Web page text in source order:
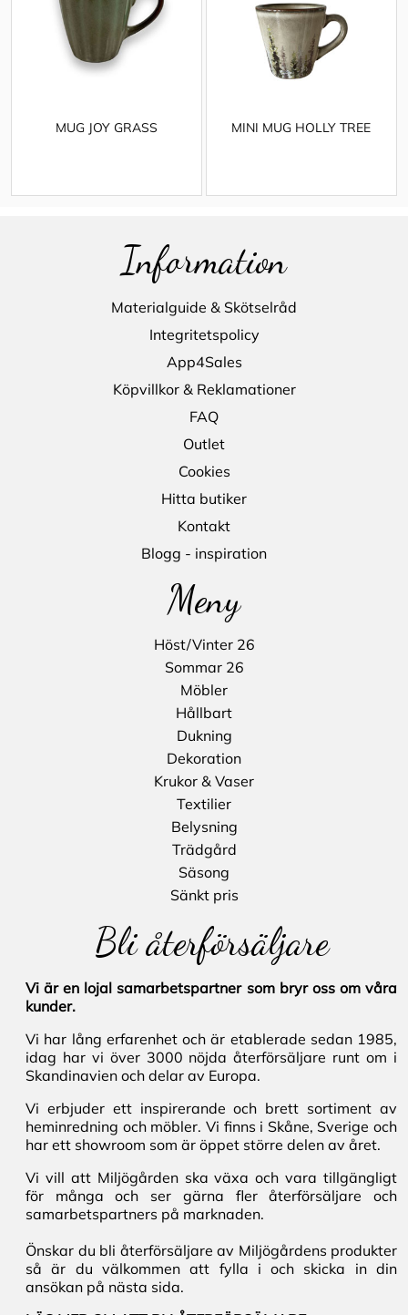
MUG JOY GRASS MINI MUG HOLLY TREE
Information
Materialguide & Skötselråd
Integritetspolicy
App4Sales
Köpvillkor & Reklamationer
FAQ
Outlet
Cookies
Hitta butiker
Kontakt
Blogg - inspiration
Meny
Höst/Vinter 26
Sommar 26
Möbler
Hållbart
Dukning
Dekoration
Krukor & Vaser
Textilier
Belysning
Trädgård
Säsong
Sänkt pris
Bli återförsäljare
Vi är en lojal samarbetspartner som bryr oss om våra
kunder.
Vi har lång erfarenhet och är etablerade sedan 1985,
idag har vi över 3000 nöjda återförsäljare runt om i
Skandinavien och delar av Europa.
Vi erbjuder ett inspirerande och brett sortiment av
heminredning och möbler. Vi finns i Skåne, Sverige och
har ett showroom som är öppet större delen av året.
Vi vill att Miljögården ska växa och vara tillgängligt
för många och ser gärna fler återförsäljare och
samarbetspartners på marknaden.
Önskar du bli återförsäljare av Miljögårdens produkter
så är du välkommen att fylla i och skicka in din
ansökan på nästa sida.